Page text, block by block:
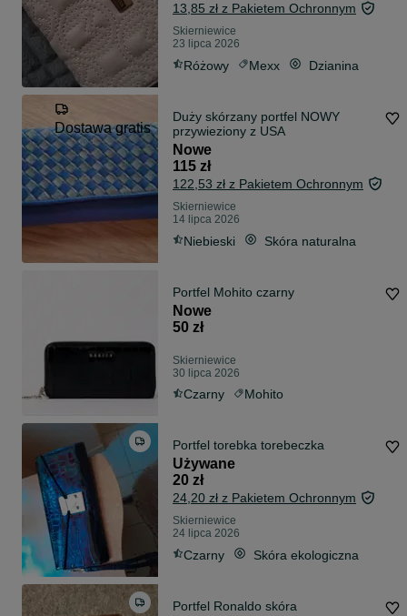
13,85 zł z Pakietem Ochronnym
Skierniewice
23 lipca 2026
Różowy Mexx Dzianina
Dostawa gratis
Duży skórzany portfel NOWY
przywieziony z USA
Nowe
115 zł
122,53 zł z Pakietem Ochronnym
Skierniewice
14 lipca 2026
Niebieski Skóra naturalna
Portfel Mohito czarny
Nowe
50 zł
Skierniewice
30 lipca 2026
Czarny Mohito
Portfel torebka torebeczka
Używane
20 zł
24,20 zł z Pakietem Ochronnym
Skierniewice
24 lipca 2026
Czarny Skóra ekologiczna
Portfel Ronaldo skóra